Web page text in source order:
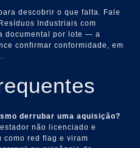
descobrir o que falta. Fale
Industriais com
documental por lote — a
confirmar conformidade, em
derrubar uma aquisição?
não licenciado e
como red flag e viram